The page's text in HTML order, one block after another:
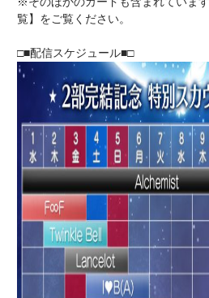
覧】をご覧ください。
□■配信スケジュール■□